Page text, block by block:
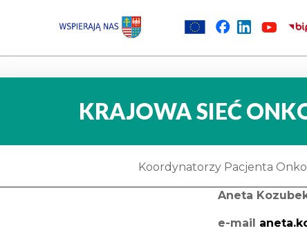
KRAJOWA SIEĆ
Koordynatorzy Pacjenta
Aneta
e-mail